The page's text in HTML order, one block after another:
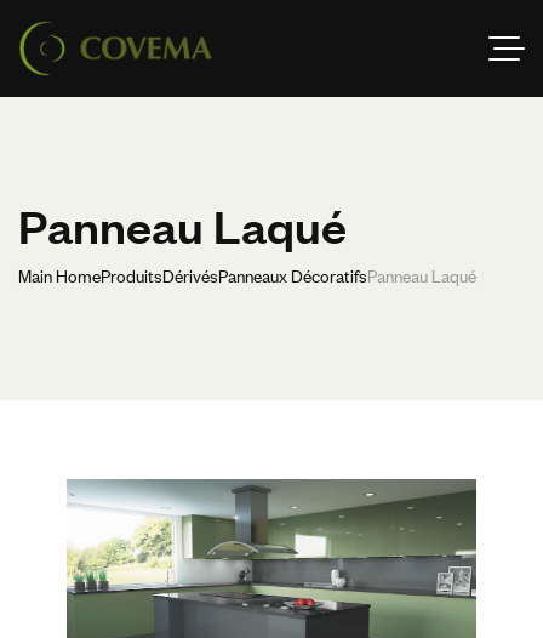
Panneau Laqué
Main HomeProduitsDérivésPanneaux DécoratifsPanneau Laqué